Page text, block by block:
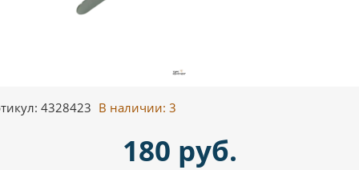
4328423 В наличии: 3
180 руб.